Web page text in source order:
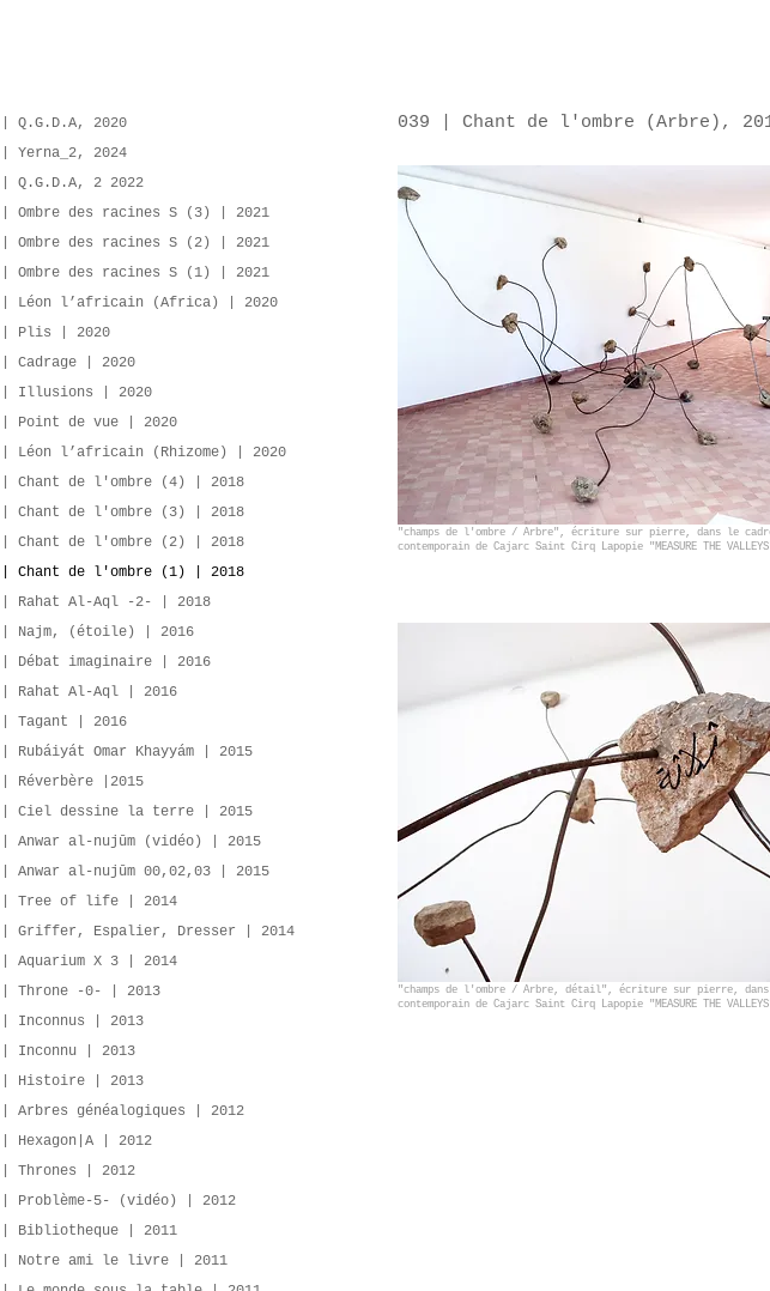
039 | Chant de l'ombre (Arbre),
"champs de l'ombre / Arbre", écriture sur pierre, dans le
contemporain de Cajarc Saint Cirq Lapopie "MEASURE THE
"champs de l'ombre / Arbre, détail", écriture sur pierre,
contemporain de Cajarc Saint Cirq Lapopie "MEASURE THE
Q.G.D.A, 2020
Yerna_2, 2024
Q.G.D.A, 2 2022
| Ombre des racines S (3) | 2021
| Ombre des racines S (2) | 2021
| Ombre des racines S (1) | 2021
| Léon l’africain (Africa) | 2020
| Plis | 2020
Cadrage | 2020
| Illusions | 2020
| Point de vue | 2020
| Léon l’africain (Rhizome) | 2020
| Chant de l'ombre (4) | 2018
| Chant de l'ombre (3) | 2018
| Chant de l'ombre (2) | 2018
| Chant de l'ombre (1) | 2018
| Rahat Al-Aql -2- | 2018
| Najm, (étoile) | 2016
| Débat imaginaire | 2016
| Rahat Al-Aql | 2016
| Tagant | 2016
Rubáiyát Omar Khayyám | 2015
Réverbère |2015
| Ciel dessine la terre | 2015
| Anwar al-nujūm (vidéo) | 2015
Anwar al-nujūm 00,02,03 | 2015
| Tree of life | 2014
| Griffer, Espalier, Dresser | 2014
Aquarium X 3 | 2014
| Throne -0- | 2013
| Inconnus | 2013
| Inconnu | 2013
| Histoire | 2013
Arbres généalogiques | 2012
Hexagon|A | 2012
| Thrones | 2012
| Problème-5- (vidéo) | 2012
| Bibliotheque | 2011
| Notre ami le livre | 2011